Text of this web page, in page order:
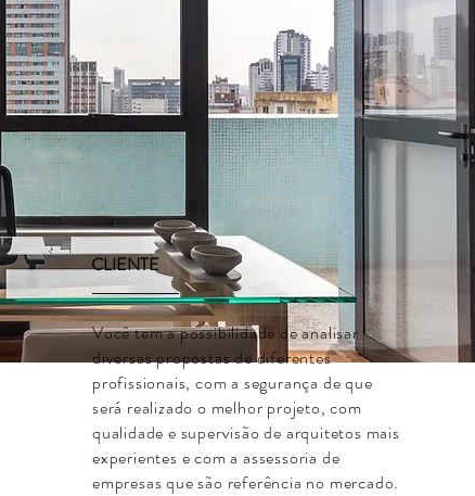
CLIENTE
Você tem a possibilidade de analisar
diversas propostas de diferentes
profissionais, com a segurança de que
será realizado o melhor projeto, com
qualidade e supervisão de arquitetos mais
experientes e com a assessoria de
empresas que são referência no mercado.